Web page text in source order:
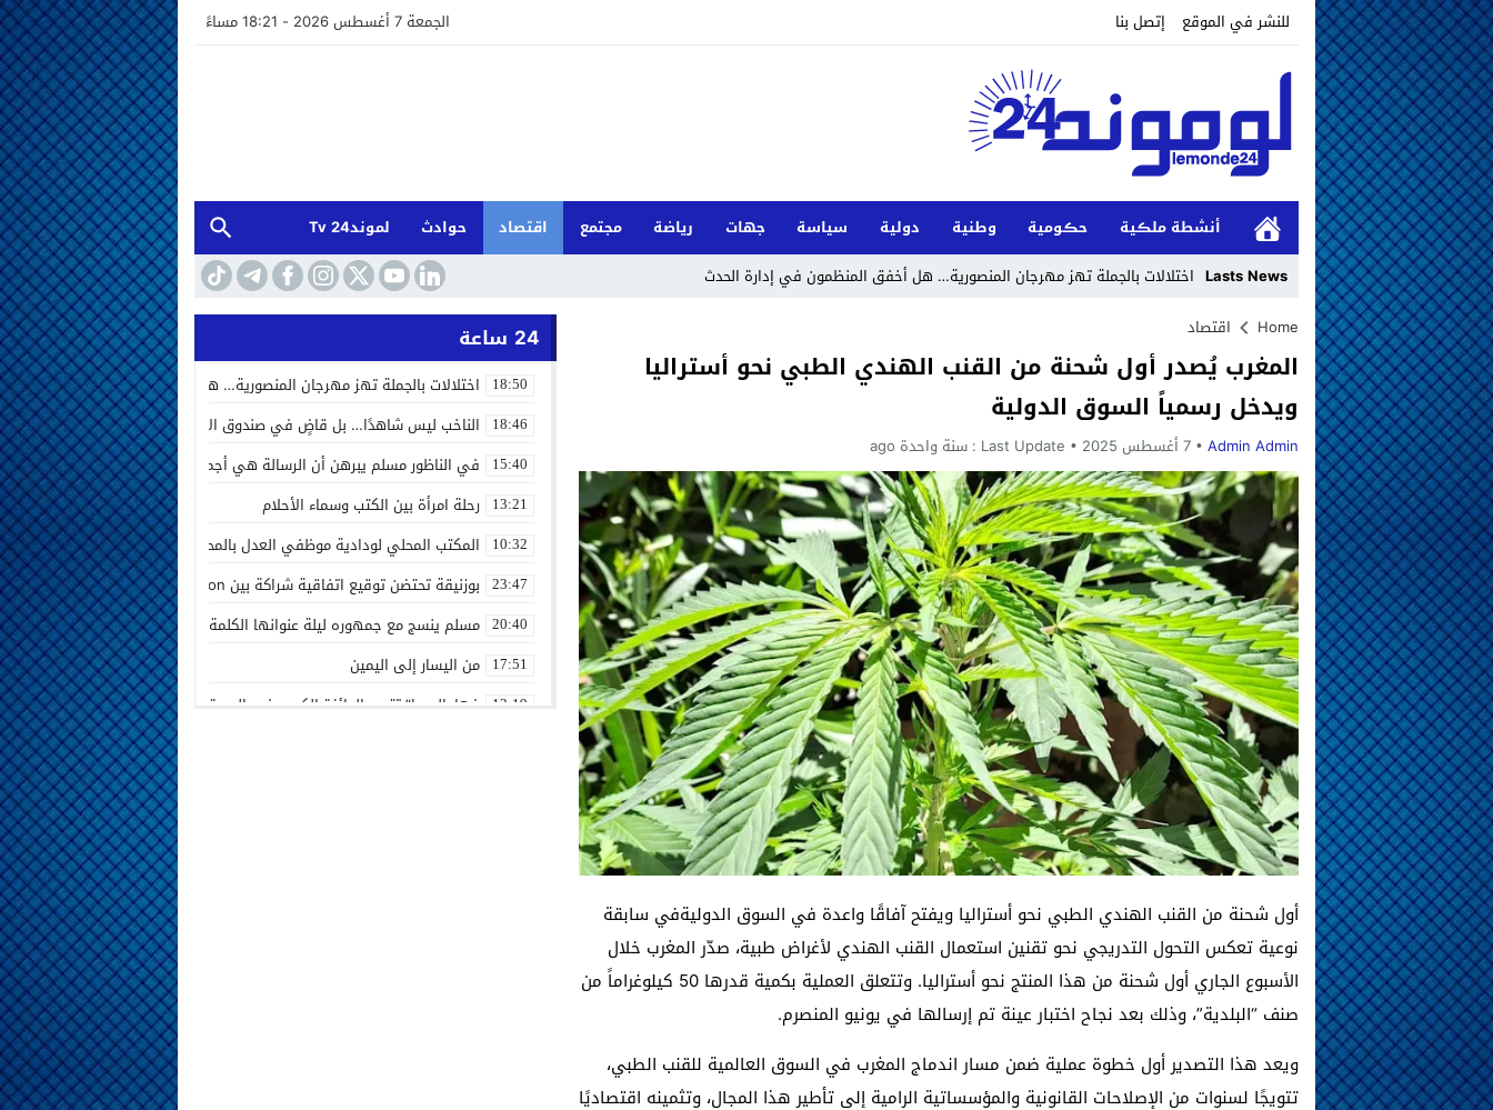
للنشر في الموقع إتصل بنا الجمعة 7 أغسطس 2026 - 18:21 مساءً
أنشطة ملڪية حڪومية وطنية دولية سياسة جهات رياضة مجتمع اقتصاد حوادث
لموند24 Tv
Lasts News اختلالات بالجملة تهز مهرجان المنصورية… هل أخفق المنظمون في إدارة الحدث
Stop
Previous
Next
Home اقتصاد
المغرب يُصدر أول شحنة من القنب الهندي الطبي نحو أستراليا
ويدخل رسمياً السوق الدولية
Admin Admin 7 أغسطس 2025 Last Update : سنة واحدة ago
أول شحنة من القنب الهندي الطبي نحو أستراليا ويفتح آفاقًا واعدة في السوق الدوليةفي سابقة
نوعية تعكس التحول التدريجي نحو تقنين استعمال القنب الهندي لأغراض طبية، صدّر المغرب خلال
الأسبوع الجاري أول شحنة من هذا المنتج نحو أستراليا. وتتعلق العملية بكمية قدرها 50 كيلوغراماً من
صنف “البلدية”، وذلك بعد نجاح اختبار عينة تم إرسالها في يونيو المنصرم.
ويعد هذا التصدير أول خطوة عملية ضمن مسار اندماج المغرب في السوق العالمية للقنب الطبي،
تتويجًا لسنوات من الإصلاحات القانونية والمؤسساتية الرامية إلى تأطير هذا المجال، وتثمينه اقتصاديًا
24 ساعة
18:50 اختلالات بالجملة تهز مهرجان المنصورية… هل أخفق المنظمون في إدارة
18:46 الناخب ليس شاهدًا… بل قاضٍ في صندوق الاقتراع الصوت الانتخابي بين
15:40 في الناظور مسلم يبرهن أن الرسالة هي أجمل ما يتركه الفنان
13:21 رحلة امرأة بين الكتب وسماء الأحلام
10:32 المكتب المحلي لودادية موظفي العدل بالمحكمة الابتدائية المدنية بالدار
23:47 بوزنيقة تحتضن توقيع اتفاقية شراكة بين Joudour Production و Medi24 Prod لإنتاج الفيلم السينمائي “الاختطاف”
20:40 مسلم ينسج مع جمهوره ليلة عنوانها الكلمة الصادقة في مهرجان إفران
17:51 من اليسار إلى اليمين
13:19 فهامالوجيا” تتوج بالجائزة الكبرى في الدورة الثالثة لمهرجان الخلخال
أسماء لمنور تُحيي روح الطرب المغربي في مهرجان عيساوة بمكناس
الإدماج الاجتماعي في صلب الاهتمام.. الرباط تحتضن اختتام النسخة الثانية
المديرية الإقليمية للتعاون الوطني ببنسليمان تطلق الحملة الوطنية الثانية
بوزنيقة.. حملة واسعة لتحرير الملك العمومي ومحاربة مختلف الظواهر المشينة
أسرة شابة تناشد بفتح تحقيق في ملابسات مضاعفات صحية بعد الولادة
مسلم يشعل أجواء مهرجان تيميزار للفضة بتزنيت بحضور جماهيري كبير